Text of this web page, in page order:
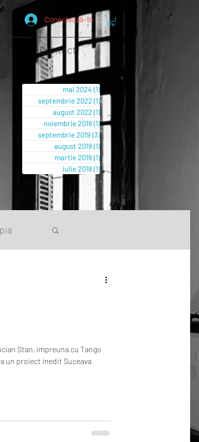
Conectează-te
Contact
mai 2024 (1)
septembrie 2022 (1)1 postare
august 2022 (1)
noiembrie 2019 (1)1 postare
septembrie 2019 (3)3 postări
august 2019 (1)
martie 2019 (1) 1 postare
iulie 2018 (1)1 postare
Stan, impreuna cu Tango
un proiect inedit Suceava